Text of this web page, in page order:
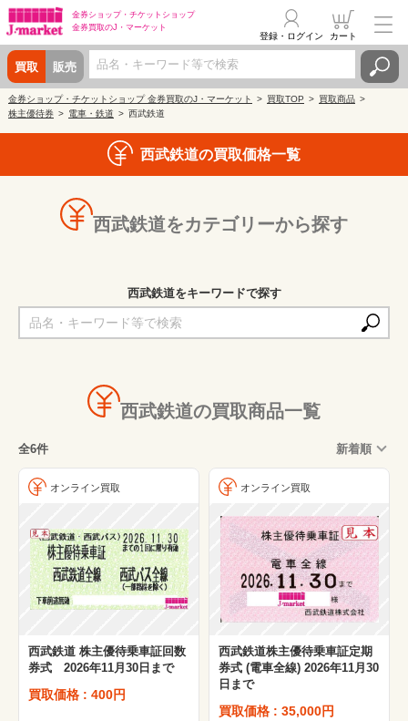
金券ショップ・ チケットショップ
金券買取のJ・マーケット
買取 販売
登録・ログイン カート
金券ショップ・チケットショップ 金券買取のJ・マーケット 買取TOP
買取商品
株主優待券
電車・鉄道 西武鉄道
西武鉄道の買取価格一覧
西武鉄道をカテゴリーから探す
西武鉄道をキーワードで探す
西武鉄道の買取商品一覧
全6件 新着順
オンライン買取
西武鉄道 株主優待乗車証回数
券式 2026年11月30日まで
買取価格 : 400円
オンライン買取
西武鉄道株主優待乗車証定期
券式 (電車全線) 2026年11月30
日まで
買取価格 : 35,000円